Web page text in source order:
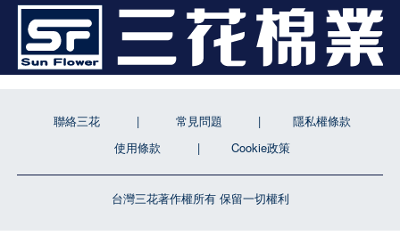
台灣三花著作權所有 保留一切權利
聯絡三花 常見問題
隱私權條款
使用條款
Cookie政策